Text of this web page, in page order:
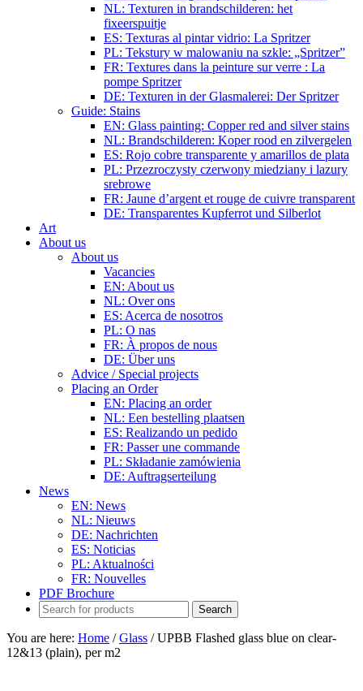
NL: Texturen in brandschilderen: het
fixeerspuitje
ES: Texturas al pintar vidrio: La Spritzer
PL: Tekstury w malowaniu na szkle: „Spritzer”
FR: Textures dans la peinture sur verre : La
pompe Spritzer
DE: Texturen in der Glasmalerei: Der Spritzer
Guide: Stains
EN: Glass painting: Copper red and silver stains
NL: Brandschilderen: Koper rood en zilvergelen
ES: Rojo cobre transparente y amarillos de plata
PL: Przezroczysty czerwony miedziany i lazury
srebrowe
FR: Jaune d’argent et rouge de cuivre transparent
DE: Transparentes Kupferrot und Silberlot
Art
About us
About us
Vacancies
EN: About us
NL: Over ons
ES: Acerca de nosotros
PL: O nas
FR: À propos de nous
DE: Über uns
Advice / Special projects
Placing an Order
EN: Placing an order
NL: Een bestelling plaatsen
ES: Realizando un pedido
FR: Passer une commande
PL: Składanie zamówienia
DE: Auftragserteilung
News
EN: News
NL: Nieuws
DE: Nachrichten
ES: Noticias
PL: Aktualności
FR: Nouvelles
PDF Brochure
You are here: Home / Glass /UPBB Flashed glass blue on clear-
12&13 (plain), per m2